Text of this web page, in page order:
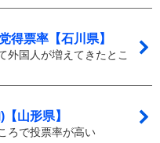
得票率【石川県】
外国人が増えてきたとこ
山形県】
ろで投票率が高い